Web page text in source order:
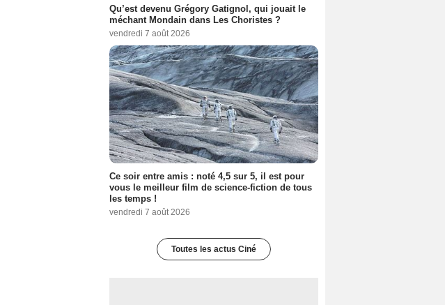
Qu’est devenu Grégory Gatignol, qui jouait le
méchant Mondain dans Les Choristes ?
vendredi 7 août 2026
Ce soir entre amis : noté 4,5 sur 5, il est pour
vous le meilleur film de science-fiction de tous
les temps !
vendredi 7 août 2026
Toutes les actus Ciné